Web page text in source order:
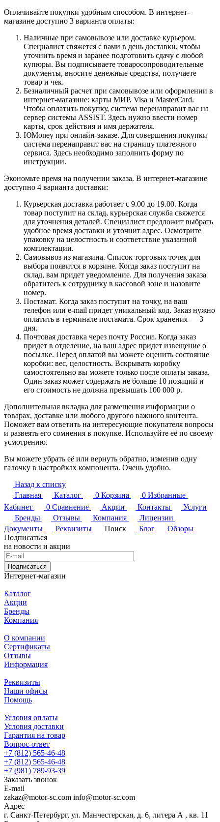
Оплачивайте покупки удобным способом. В интернет-
магазине доступно 3 варианта оплаты:
Наличные при самовывозе или доставке курьером.
Специалист свяжется с вами в день доставки, чтобы
уточнить время и заранее подготовить сдачу с любой
купюры. Вы подписываете товаросопроводительные
документы, вносите денежные средства, получаете
товар и чек.
Безналичный расчет при самовывозе или оформлении в
интернет-магазине: карты МИР, Visa и MasterCard.
Чтобы оплатить покупку, система перенаправит вас на
сервер системы ASSIST. Здесь нужно ввести номер
карты, срок действия и имя держателя.
ЮMoney при онлайн-заказе. Для совершения покупки
система перенаправит вас на страницу платежного
сервиса. Здесь необходимо заполнить форму по
инструкции.
Экономьте время на получении заказа. В интернет-магазине
доступно 4 варианта доставки:
Курьерская доставка работает с 9.00 до 19.00. Когда
товар поступит на склад, курьерская служба свяжется
для уточнения деталей. Специалист предложит выбрать
удобное время доставки и уточнит адрес. Осмотрите
упаковку на целостность и соответствие указанной
комплектации.
Самовывоз из магазина. Список торговых точек для
выбора появится в корзине. Когда заказ поступит на
склад, вам придет уведомление. Для получения заказа
обратитесь к сотруднику в кассовой зоне и назовите
номер.
Постамат. Когда заказ поступит на точку, на ваш
телефон или e-mail придет уникальный код. Заказ нужно
оплатить в терминале постамата. Срок хранения — 3
дня.
Почтовая доставка через почту России. Когда заказ
придет в отделение, на ваш адрес придет извещение о
посылке. Перед оплатой вы можете оценить состояние
коробки: вес, целостность. Вскрывать коробку
самостоятельно вы можете только после оплаты заказа.
Один заказ может содержать не больше 10 позиций и
его стоимость не должна превышать 100 000 р.
Дополнительная вкладка для размещения информации о
товарах, доставке или любого другого важного контента.
Поможет вам ответить на интересующие покупателя вопросы
и развеять его сомнения в покупке. Используйте её по своему
усмотрению.
Вы можете убрать её или вернуть обратно, изменив одну
галочку в настройках компонента. Очень удобно.
Назад к списку
Главная
Каталог 0 Корзина 0 Избранные
Кабинет
0 Сравнение Акции Контакты
Услуги
Бренды
Отзывы Компания
Лицензии
Документы
Реквизиты Поиск Блог
Обзоры
Подписаться
на новости и акции
Подписаться
Интернет-магазин
Каталог
Акции
Бренды
Компания
О компании
Сертификаты
Отзывы
Информация
Реквизиты
Наши офисы
Помощь
Условия оплаты
Условия доставки
Гарантия на товар
Вопрос-ответ
+7 (812) 565-46-48
+7 (812) 565-46-48
+7 (981) 789-93-39
Заказать звонок
E-mail
zakaz@motor-sc.com info@motor-sc.com
Адрес
г. Санкт-Петербург, ул. Манчестерская, д. 6, литера А , кв. 11